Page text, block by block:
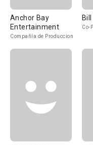
Anchor Bay
Entertainment
Compañía de Produccion
Co-